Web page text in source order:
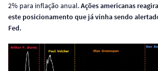
2% para inflação anual.Ações americanas
este posicionamento que já vinha sendo
Fed.